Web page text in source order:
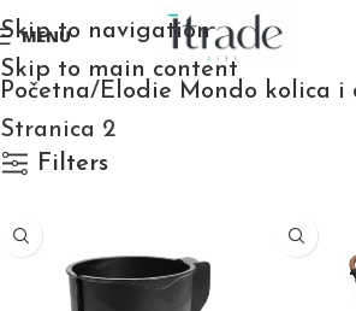
Skip to navigation
Skip to main content
MENU
Početna Elodie Mondo kolica i
Stranica 2
Filters